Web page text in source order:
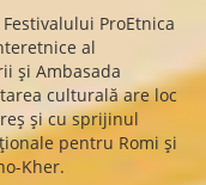
ProEtnica
al
și Ambasada
culturală are loc
și cu sprijinul
pentru Romi și
Kher.